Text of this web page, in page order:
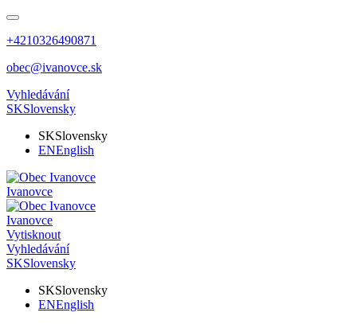
+4210326490871
obec@ivanovce.sk
Vyhledávání
SKSlovensky
SKSlovensky
ENEnglish
Ivanovce
Ivanovce
Vytisknout
Vyhledávání
SKSlovensky
SKSlovensky
ENEnglish